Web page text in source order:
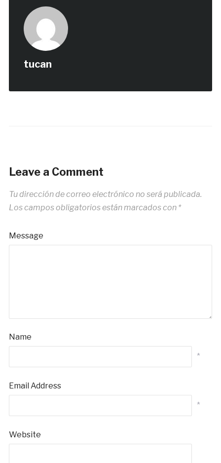
tucan
Leave a Comment
Tu dirección de correo electrónico no será publicada.
Los campos obligatorios están marcados con *
Message
Name
*
Email Address
*
Website